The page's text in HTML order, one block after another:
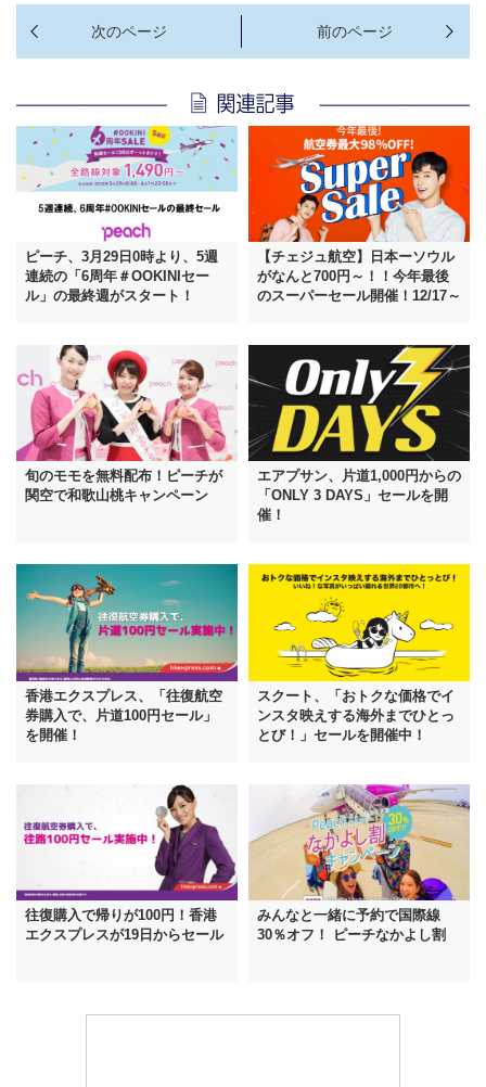
ピーチ、3月29日0時より、5週
連続の「6周年＃OOKINIセー
ル」の最終週がスタート！
【チェジュ航空】日本ーソウル
がなんと700円～！！今年最後
のスーパーセール開催！12/17～
旬のモモを無料配布！ピーチが
関空で和歌山桃キャンペーン
エアプサン、片道1,000円からの
「ONLY 3 DAYS」セールを開
催！
香港エクスプレス、「往復航空
券購入で、片道100円セール」
を開催！
スクート、「おトクな価格でイ
ンスタ映えする海外までひとっ
とび！」セールを開催中！
往復購入で帰りが100円！香港
エクスプレスが19日からセール
みんなと一緒に予約で国際線
30％オフ！ ピーチなかよし割